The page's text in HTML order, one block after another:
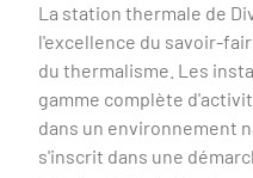
La station thermale de
l'excellence du savoir-
du thermalisme. Les
gamme complète
dans un environnement
s'inscrit dans une